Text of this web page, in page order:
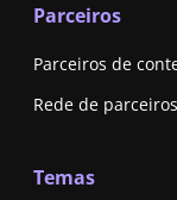
Parceiros
Parceiros de
Rede de
Temas